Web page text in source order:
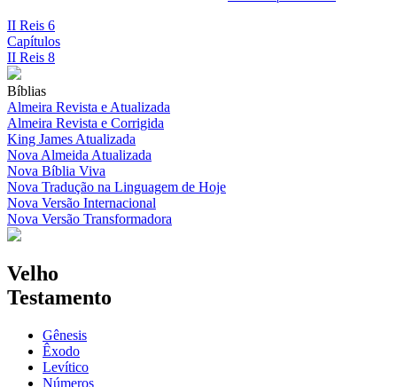
II Reis 6
Capítulos
II Reis 8
Bíblias
Almeira Revista e Atualizada
Almeira Revista e Corrigida
King James Atualizada
Nova Almeida Atualizada
Nova Bíblia Viva
Nova Tradução na Linguagem de Hoje
Nova Versão Internacional
Nova Versão Transformadora
Velho
Testamento
Gênesis
Êxodo
Levítico
Números